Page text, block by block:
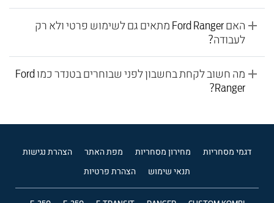
האם Ford Ranger מתאים גם לשימוש פרטי ולא רק
לעבודה?
מה חשוב לקחת בחשבון לפני שבוחרים בטנדר כמו Ford
Ranger?
דגמי מסחריות מחירון מסחריות מפת האתר הצהרת נגישות
תנאי שימוש הצהרת פרטיות